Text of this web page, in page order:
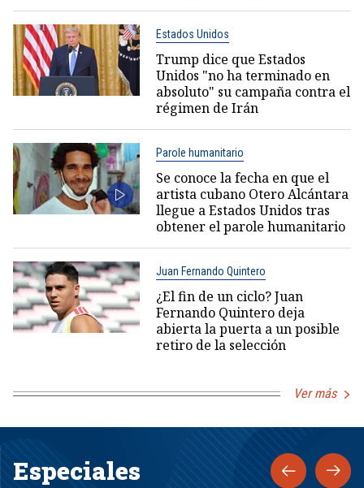
Estados Unidos
Trump dice que Estados
Unidos "no ha terminado en
absoluto" su campaña contra el
régimen de Irán
Parole humanitario
Se conoce la fecha en que el
artista cubano Otero Alcántara
llegue a Estados Unidos tras
obtener el parole humanitario
Juan Fernando Quintero
¿El fin de un ciclo? Juan
Fernando Quintero deja
abierta la puerta a un posible
retiro de la selección
Ver más
Especiales